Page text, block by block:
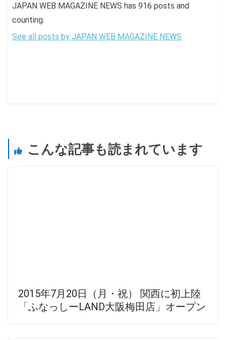
JAPAN WEB MAGAZINE NEWS has 916 posts and
counting.
See all posts by JAPAN WEB MAGAZINE NEWS
こんな記事も読まれています
2015年7月20日（月・祝） 関西に初上陸
「ふなっしーLAND大阪梅田店」オープン